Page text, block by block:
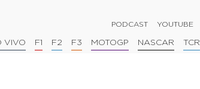
PODCAST YOUTUBE
VIVO F1 F2 F3 MOTOGP NASCAR TCR